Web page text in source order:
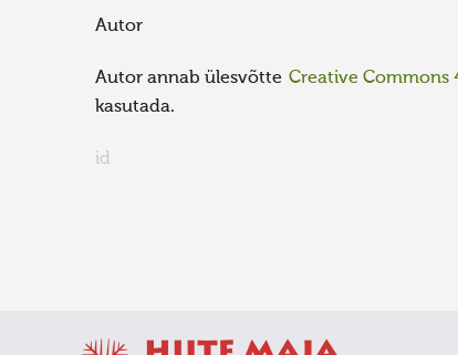
Autor
Autor annab ülesvõtte Creative Commons
kasutada.
id